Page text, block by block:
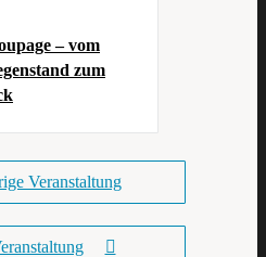
– vom
zum
Veranstaltung